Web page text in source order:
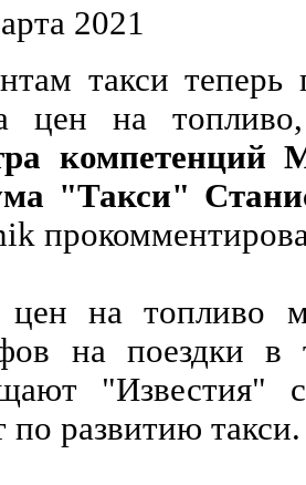
2021
такси теперь
цен на
компетенций
"Такси"
цен на топливо
на поездки в
"Известия"
по развитию такси.